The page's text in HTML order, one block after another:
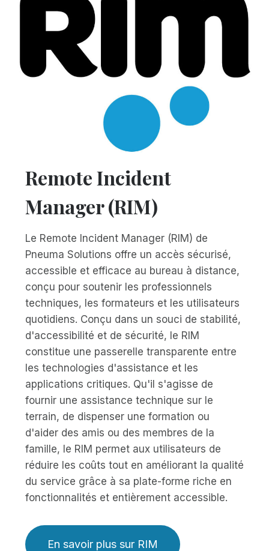
Remote Incident
Manager (RIM)
Le Remote Incident Manager (RIM) de
Pneuma Solutions offre un accès sécurisé,
accessible et efficace au bureau à distance,
conçu pour soutenir les professionnels
techniques, les formateurs et les utilisateurs
quotidiens. Conçu dans un souci de stabilité,
d'accessibilité et de sécurité, le RIM
constitue une passerelle transparente entre
les technologies d'assistance et les
applications critiques. Qu'il s'agisse de
fournir une assistance technique sur le
terrain, de dispenser une formation ou
d'aider des amis ou des membres de la
famille, le RIM permet aux utilisateurs de
réduire les coûts tout en améliorant la qualité
du service grâce à sa plate-forme riche en
fonctionnalités et entièrement accessible.
En savoir plus sur RIM